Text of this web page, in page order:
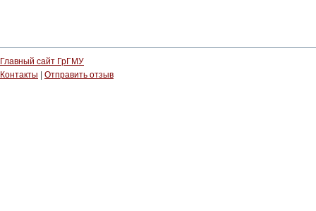
Главный сайт ГрГМУ
Контакты
Отправить отзыв